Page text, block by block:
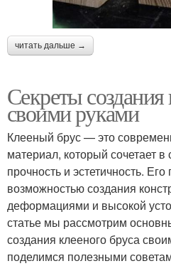
читать дальше →
Секреты создания
своими руками
Клееный брус — это
материал, который сочетает в
прочность и эстетичность.
возможностью создания
деформациями и высокой
статье мы рассмотрим
создания клееного бруса
поделимся полезными